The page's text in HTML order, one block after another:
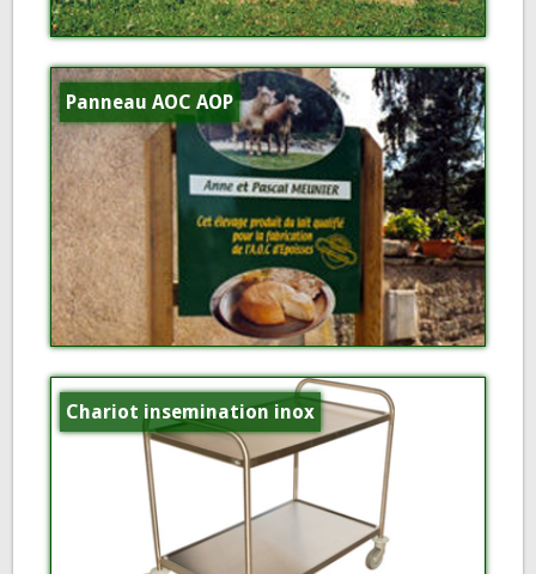
Panneau AOC AOP
Chariot insemination inox